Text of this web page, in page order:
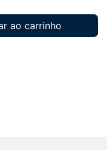
ao carrinho